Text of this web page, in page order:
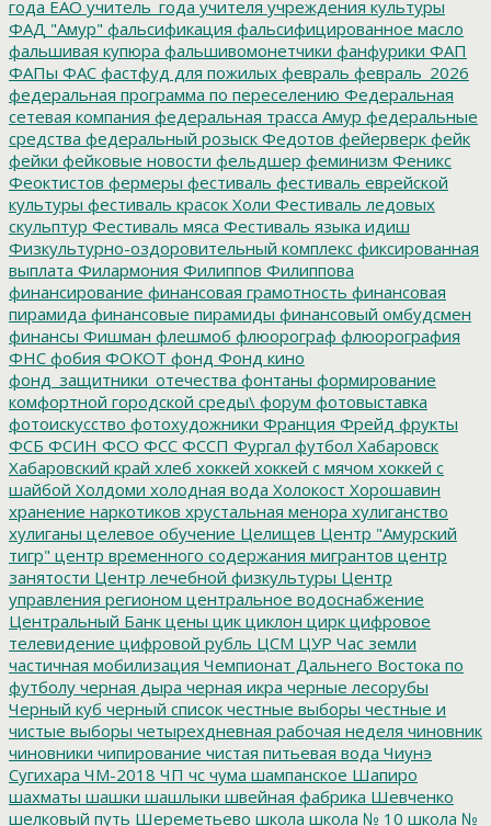
года ЕАО учитель_года учителя учреждения культуры
ФАД "Амур" фальсификация фальсифицированное масло
фальшивая купюра фальшивомонетчики фанфурики ФАП
ФАПы ФАС фастфуд для пожилых февраль февраль_2026
федеральная программа по переселению Федеральная
сетевая компания федеральная трасса Амур федеральные
средства федеральный розыск Федотов фейерверк фейк
фейки фейковые новости фельдшер феминизм Феникс
Феоктистов фермеры фестиваль фестиваль еврейской
культуры фестиваль красок Холи Фестиваль ледовых
скульптур Фестиваль мяса Фестиваль языка идиш
Физкультурно-оздоровительный комплекс фиксированная
выплата Филармония Филиппов Филиппова
финансирование финансовая грамотность финансовая
пирамида финансовые пирамиды финансовый омбудсмен
финансы Фишман флешмоб флюорограф флюорография
ФНС фобия ФОКОТ фонд Фонд кино
фонд_защитники_отечества фонтаны формирование
комфортной городской среды\ форум фотовыставка
фотоискусство фотохудожники Франция Фрейд фрукты
ФСБ ФСИН ФСО ФСС ФССП Фургал футбол Хабаровск
Хабаровский край хлеб хоккей хоккей с мячом хоккей с
шайбой Холдоми холодная вода Холокост Хорошавин
хранение наркотиков хрустальная менора хулиганство
хулиганы целевое обучение Целищев Центр "Амурский
тигр" центр временного содержания мигрантов центр
занятости Центр лечебной физкультуры Центр
управления регионом центральное водоснабжение
Центральный Банк цены цик циклон цирк цифровое
телевидение цифровой рубль ЦСМ ЦУР Час земли
частичная мобилизация Чемпионат Дальнего Востока по
футболу черная дыра черная икра черные лесорубы
Черный куб черный список честные выборы честные и
чистые выборы четырехдневная рабочая неделя чиновник
чиновники чипирование чистая питьевая вода Чиунэ
Сугихара ЧМ-2018 ЧП чс чума шампанское Шапиро
шахматы шашки шашлыки швейная фабрика Шевченко
шелковый путь Шереметьево школа школа № 10 школа №